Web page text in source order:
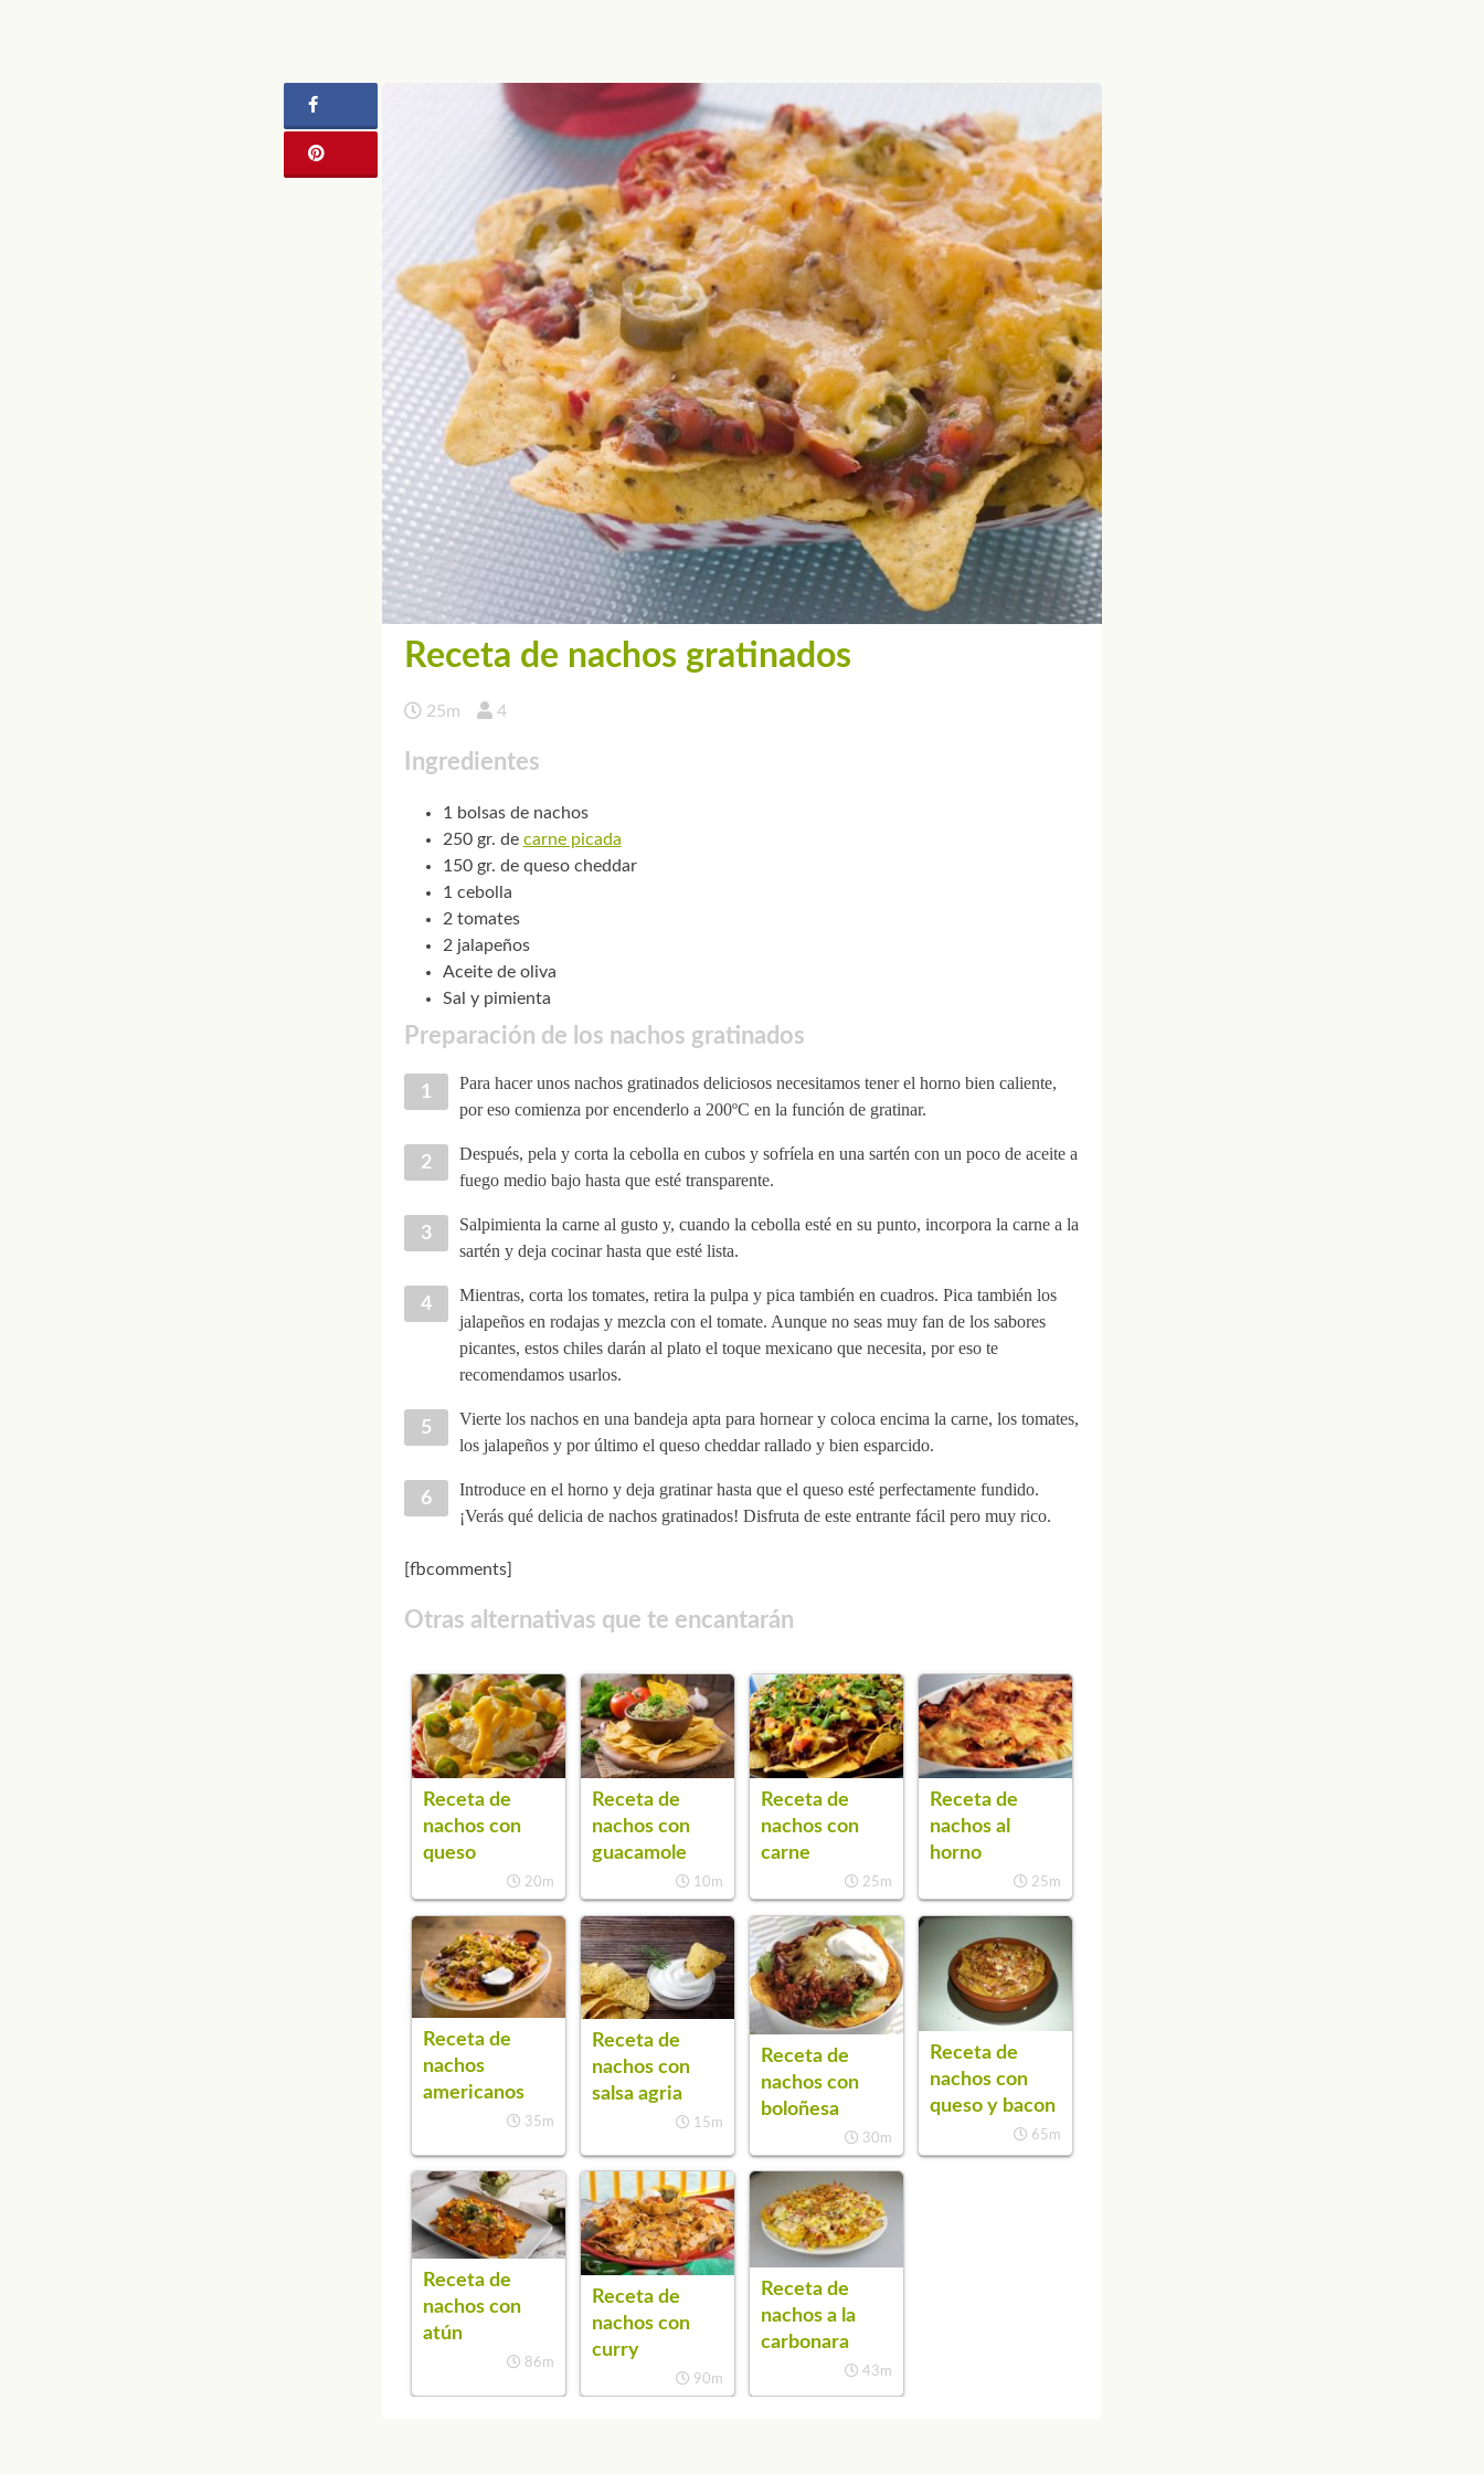
Receta de nachos gratinados
25m 4
Ingredientes
1 bolsas de nachos
250 gr. de carne picada
150 gr. de queso cheddar
1 cebolla
2 tomates
2 jalapeños
Aceite de oliva
Sal y pimienta
Preparación de los nachos gratinados
Para hacer unos nachos gratinados deliciosos necesitamos tener el horno bien caliente,
por eso comienza por encenderlo a 200ºC en la función de gratinar.
Después, pela y corta la cebolla en cubos y sofríela en una sartén con un poco de aceite a
fuego medio bajo hasta que esté transparente.
Salpimienta la carne al gusto y, cuando la cebolla esté en su punto, incorpora la carne a la
sartén y deja cocinar hasta que esté lista.
Mientras, corta los tomates, retira la pulpa y pica también en cuadros. Pica también los
jalapeños en rodajas y mezcla con el tomate. Aunque no seas muy fan de los sabores
picantes, estos chiles darán al plato el toque mexicano que necesita, por eso te
recomendamos usarlos.
Vierte los nachos en una bandeja apta para hornear y coloca encima la carne, los tomates,
los jalapeños y por último el queso cheddar rallado y bien esparcido.
Introduce en el horno y deja gratinar hasta que el queso esté perfectamente fundido.
¡Verás qué delicia de nachos gratinados! Disfruta de este entrante fácil pero muy rico.
[fbcomments]
Otras alternativas que te encantarán
Receta de
nachos con
queso
20m
Receta de
nachos con
guacamole
10m
Receta de
nachos con
carne
25m
Receta de
nachos al
horno
25m
Receta de
nachos
americanos
35m
Receta de
nachos con
salsa agria
15m
Receta de
nachos con
boloñesa
30m
Receta de
nachos con
queso y bacon
65m
Receta de
nachos con
atún
86m
Receta de
nachos con
curry
90m
Receta de
nachos a la
carbonara
43m